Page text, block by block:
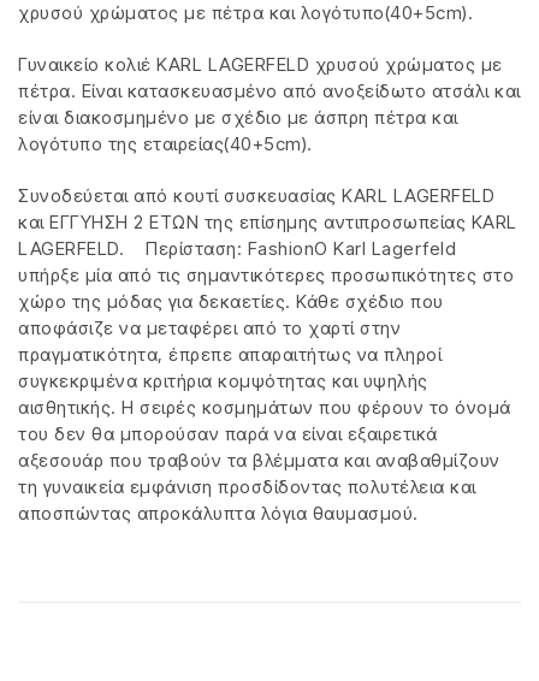
χρυσού χρώματος με πέτρα και λογότυπο(40+5cm).
Γυναικείο κολιέ KARL LAGERFELD χρυσού χρώματος με
πέτρα. Είναι κατασκευασμένο από ανοξείδωτο ατσάλι και
είναι διακοσμημένο με σχέδιο με άσπρη πέτρα και
λογότυπο της εταιρείας(40+5cm).
Συνοδεύεται από κουτί συσκευασίας KARL LAGERFELD
και ΕΓΓΥΗΣΗ 2 ΕΤΩΝ της επίσημης αντιπροσωπείας KARL
LAGERFELD. Περίσταση: FashionΟ Karl Lagerfeld
υπήρξε μία από τις σημαντικότερες προσωπικότητες στο
χώρο της μόδας για δεκαετίες. Κάθε σχέδιο που
αποφάσιζε να μεταφέρει από το χαρτί στην
πραγματικότητα, έπρεπε απαραιτήτως να πληροί
συγκεκριμένα κριτήρια κομψότητας και υψηλής
αισθητικής. Η σειρές κοσμημάτων που φέρουν το όνομά
του δεν θα μπορούσαν παρά να είναι εξαιρετικά
αξεσουάρ που τραβούν τα βλέμματα και αναβαθμίζουν
τη γυναικεία εμφάνιση προσδίδοντας πολυτέλεια και
αποσπώντας απροκάλυπτα λόγια θαυμασμού.